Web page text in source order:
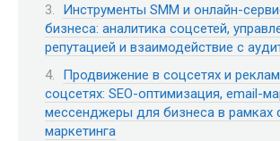
Инструменты SMM и онлайн-
бизнеса: аналитика соцсетей,
репутацией и взаимодействие с
Продвижение в соцсетях и
соцсетях: SEO-оптимизация, email-
мессенджеры для бизнеса в рамках
маркетинга